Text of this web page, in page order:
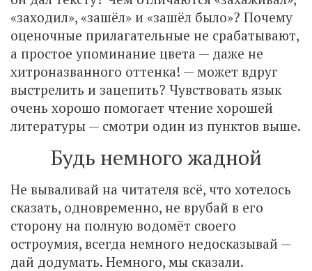
«заходил», «зашёл» и «зашёл было»? Почему
оценочные прилагательные не срабатывают,
а простое упоминание цвета — даже не
хитроназванного оттенка! — может вдруг
выстрелить и зацепить? Чувствовать язык
очень хорошо помогает чтение хорошей
литературы — смотри один из пунктов выше.
Будь немного жадной
Не вываливай на читателя всё, что хотелось
сказать, одновременно, не врубай в его
сторону на полную водомёт своего
остроумия, всегда немного недосказывай —
дай додумать. Немного, мы сказали.